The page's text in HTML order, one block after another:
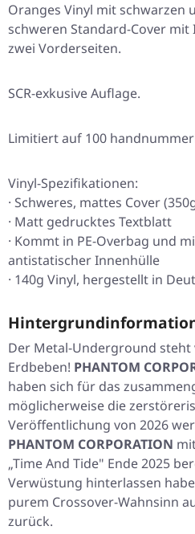
Oranges Vinyl mit schwarzen
schweren Standard-Cover
zwei Vorderseiten.
SCR-exkusive Auflage.
Limitiert auf 100
Vinyl-Spezifikationen:
· Schweres, mattes Cover
· Matt gedrucktes Textblatt
· Kommt in PE-Overbag und
antistatischer Innenhülle
· 140g Vinyl, hergestellt in
Der Metal-Underground
Erdbeben! PHANTOM
haben sich für das
möglicherweise die
Veröffentlichung von 2026
PHANTOM CORPORATION
„Time And Tide" Ende 2025
Verwüstung hinterlassen
purem Crossover-Wahnsinn
zurück.